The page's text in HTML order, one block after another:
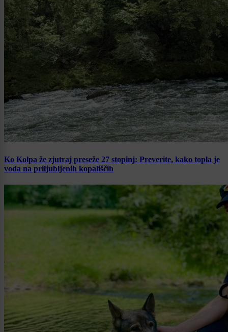
Ko Kolpa že zjutraj preseže 27 stopinj: Preverite, kako topla je
voda na priljubljenih kopališčih